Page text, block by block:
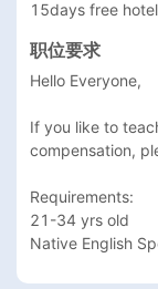
职位要求
Hello Everyone,
If you like to
compensation,
Requirements:
21-34 yrs old